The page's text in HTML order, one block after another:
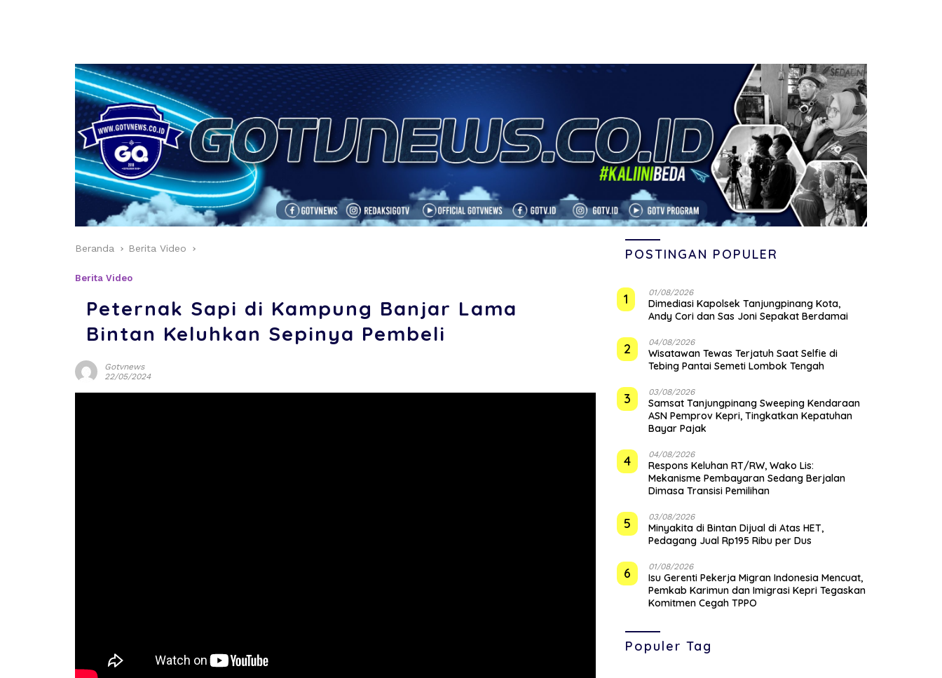
Beranda Berita Video
Berita Video
Peternak Sapi di Kampung Banjar Lama
Bintan Keluhkan Sepinya Pembeli
Gotvnews
22/05/2024
POSTINGAN POPULER
1 01/08/2026
Dimediasi Kapolsek Tanjungpinang Kota,
Andy Cori dan Sas Joni Sepakat Berdamai
2 04/08/2026
Wisatawan Tewas Terjatuh Saat Selfie di
Tebing Pantai Semeti Lombok Tengah
3 03/08/2026
Samsat Tanjungpinang Sweeping Kendaraan
ASN Pemprov Kepri, Tingkatkan Kepatuhan
Bayar Pajak
4 04/08/2026
‎Respons Keluhan RT/RW, Wako Lis:
Mekanisme Pembayaran Sedang Berjalan
Dimasa Transisi Pemilihan
5 03/08/2026
Minyakita di Bintan Dijual di Atas HET,
Pedagang Jual Rp195 Ribu per Dus
6 01/08/2026
Isu Gerenti Pekerja Migran Indonesia Mencuat,
Pemkab Karimun dan Imigrasi Kepri Tegaskan
Komitmen Cegah TPPO
Populer Tag